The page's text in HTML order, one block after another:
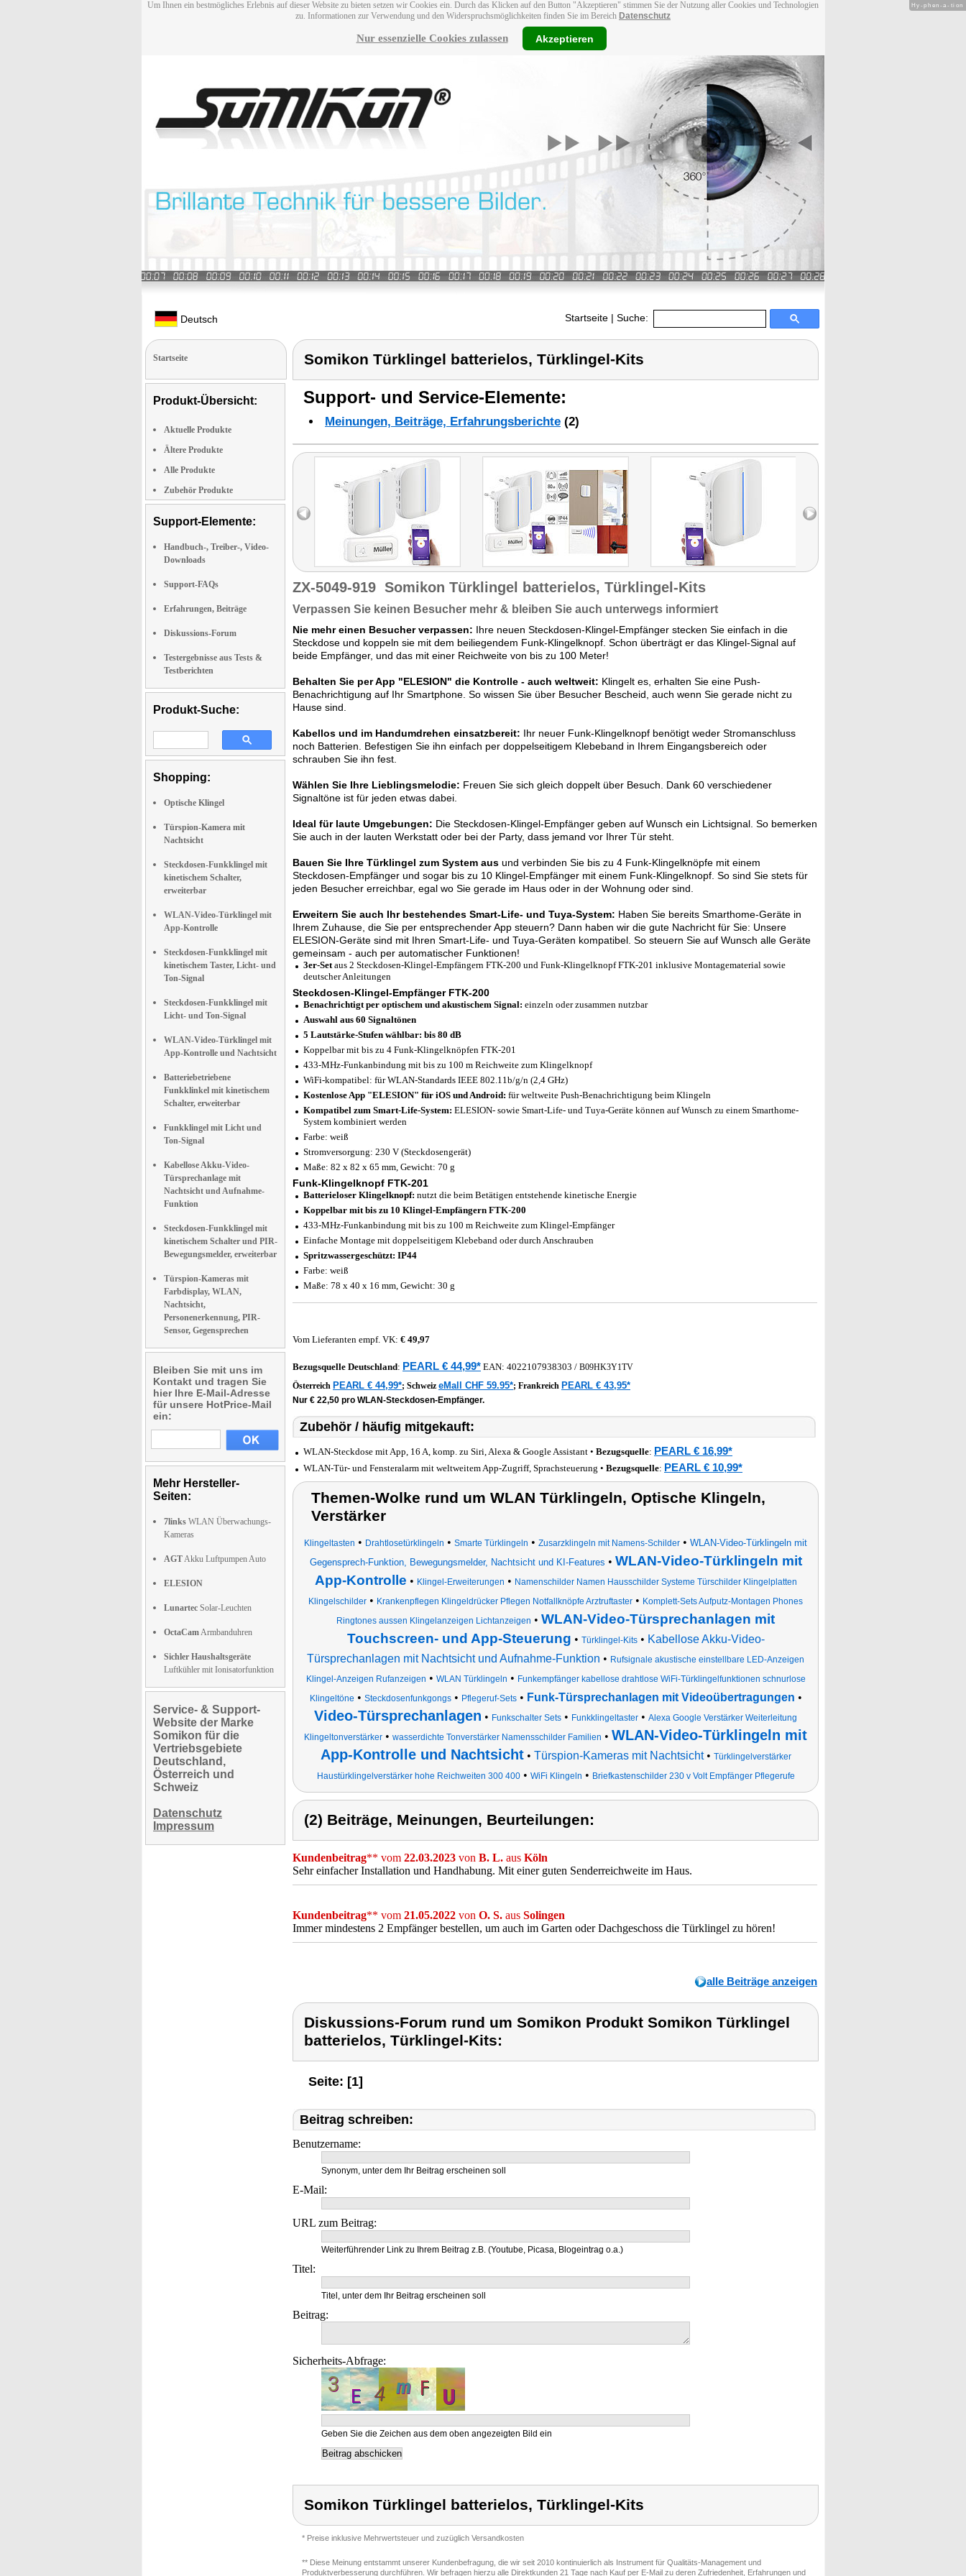
Um Ihnen ein bestmögliches Erlebnis auf dieser Website zu bieten setzen wir Cookies ein. Durch das Klicken auf den Button "Akzeptieren" stimmen Sie der Nutzung aller Cookies und Technologien
zu. Informationen zur Verwendung und den Widerspruchsmöglichkeiten finden Sie im Bereich Datenschutz
Nur essenzielle Cookies zulassen Akzeptieren
Deutsch Startseite | Suche:
Startseite
Produkt-Übersicht:
Aktuelle Produkte
Ältere Produkte
Alle Produkte
Zubehör Produkte
Support-Elemente:
Handbuch-, Treiber-, Video-
Downloads
Support-FAQs
Erfahrungen, Beiträge
Diskussions-Forum
Testergebnisse aus Tests &
Testberichten
Produkt-Suche:
Shopping:
Optische Klingel
Türspion-Kamera mit
Nachtsicht
Steckdosen-Funkklingel mit
kinetischem Schalter,
erweiterbar
WLAN-Video-Türklingel mit
App-Kontrolle
Steckdosen-Funkklingel mit
kinetischem Taster, Licht- und
Ton-Signal
Steckdosen-Funkklingel mit
Licht- und Ton-Signal
WLAN-Video-Türklingel mit
App-Kontrolle und Nachtsicht
Batteriebetriebene
Funkklinkel mit kinetischem
Schalter, erweiterbar
Funkklingel mit Licht und
Ton-Signal
Kabellose Akku-Video-
Türsprechanlage mit
Nachtsicht und Aufnahme-
Funktion
Steckdosen-Funkklingel mit
kinetischem Schalter und PIR-
Bewegungsmelder, erweiterbar
Türspion-Kameras mit
Farbdisplay, WLAN,
Nachtsicht,
Personenerkennung, PIR-
Sensor, Gegensprechen
Bleiben Sie mit uns im
Kontakt und tragen Sie
hier Ihre E-Mail-Adresse
für unsere HotPrice-Mail
ein:
Mehr Hersteller-
Seiten:
7links WLAN Überwachungs-
Kameras
AGTAkku Luftpumpen Auto
ELESION
Lunartec Solar-Leuchten
OctaCamArmbanduhren
Sichler Haushaltsgeräte
Luftkühler mit Ionisatorfunktion
Service- & Support-
Website der Marke
Somikon für die
Vertriebsgebiete
Deutschland,
Österreich und
Schweiz
Datenschutz
Impressum
Somikon Türklingel batterielos, Türklingel-Kits
Support- und Service-Elemente:
Meinungen, Beiträge, Erfahrungsberichte (2)
ZX-5049-919 Somikon Türklingel batterielos, Türklingel-Kits
Verpassen Sie keinen Besucher mehr & bleiben Sie auch unterwegs informiert
Nie mehr einen Besucher verpassen: Ihre neuen Steckdosen-Klingel-Empfänger stecken Sie einfach in die
Steckdose und koppeln sie mit dem beiliegendem Funk-Klingelknopf. Schon überträgt er das Klingel-Signal auf
beide Empfänger, und das mit einer Reichweite von bis zu 100 Meter!
Behalten Sie per App "ELESION" die Kontrolle - auch weltweit: Klingelt es, erhalten Sie eine Push-
Benachrichtigung auf Ihr Smartphone. So wissen Sie über Besucher Bescheid, auch wenn Sie gerade nicht zu
Hause sind.
Kabellos und im Handumdrehen einsatzbereit: Ihr neuer Funk-Klingelknopf benötigt weder Stromanschluss
noch Batterien. Befestigen Sie ihn einfach per doppelseitigem Klebeband in Ihrem Eingangsbereich oder
schrauben Sie ihn fest.
Wählen Sie Ihre Lieblingsmelodie: Freuen Sie sich gleich doppelt über Besuch. Dank 60 verschiedener
Signaltöne ist für jeden etwas dabei.
Ideal für laute Umgebungen: Die Steckdosen-Klingel-Empfänger geben auf Wunsch ein Lichtsignal. So bemerken
Sie auch in der lauten Werkstatt oder bei der Party, dass jemand vor Ihrer Tür steht.
Bauen Sie Ihre Türklingel zum System aus und verbinden Sie bis zu 4 Funk-Klingelknöpfe mit einem
Steckdosen-Empfänger und sogar bis zu 10 Klingel-Empfänger mit einem Funk-Klingelknopf. So sind Sie stets für
jeden Besucher erreichbar, egal wo Sie gerade im Haus oder in der Wohnung oder sind.
Erweitern Sie auch Ihr bestehendes Smart-Life- und Tuya-System: Haben Sie bereits Smarthome-Geräte in
Ihrem Zuhause, die Sie per entsprechender App steuern? Dann haben wir die gute Nachricht für Sie: Unsere
ELESION-Geräte sind mit Ihren Smart-Life- und Tuya-Geräten kompatibel. So steuern Sie auf Wunsch alle Geräte
gemeinsam - auch per automatischer Funktionen!
3er-Setaus 2 Steckdosen-Klingel-Empfängern FTK-200 und Funk-Klingelknopf FTK-201 inklusive Montagematerial sowie
deutscher Anleitungen
Steckdosen-Klingel-Empfänger FTK-200
Benachrichtigt per optischem und akustischem Signal: einzeln oder zusammen nutzbar
Auswahl aus 60 Signaltönen
5 Lautstärke-Stufen wählbar: bis 80 dB
Koppelbar mit bis zu 4 Funk-Klingelknöpfen FTK-201
433-MHz-Funkanbindung mit bis zu 100 m Reichweite zum Klingelknopf
WiFi-kompatibel: für WLAN-Standards IEEE 802.11b/g/n (2,4 GHz)
Kostenlose App "ELESION" für iOS und Android: für weltweite Push-Benachrichtigung beim Klingeln
Kompatibel zum Smart-Life-System: ELESION- sowie Smart-Life- und Tuya-Geräte können auf Wunsch zu einem Smarthome-
System kombiniert werden
Farbe: weiß
Stromversorgung: 230 V (Steckdosengerät)
Maße: 82 x 82 x 65 mm, Gewicht: 70 g
Funk-Klingelknopf FTK-201
Batterieloser Klingelknopf: nutzt die beim Betätigen entstehende kinetische Energie
Koppelbar mit bis zu 10 Klingel-Empfängern FTK-200
433-MHz-Funkanbindung mit bis zu 100 m Reichweite zum Klingel-Empfänger
Einfache Montage mit doppelseitigem Klebeband oder durch Anschrauben
Spritzwassergeschützt: IP44
Farbe: weiß
Maße: 78 x 40 x 16 mm, Gewicht: 30 g
Vom Lieferanten empf. VK: € 49,97
Bezugsquelle Deutschland: PEARL € 44,99* EAN: 4022107938303 / B09HK3Y1TV
Österreich PEARL € 44,99*; Schweiz eMall CHF 59.95*; Frankreich PEARL € 43,95*
Nur € 22,50 pro WLAN-Steckdosen-Empfänger.
Zubehör / häufig mitgekauft:
WLAN-Steckdose mit App, 16 A, komp. zu Siri, Alexa & Google Assistant • Bezugsquelle: PEARL € 16,99*
WLAN-Tür- und Fensteralarm mit weltweitem App-Zugriff, Sprachsteuerung • Bezugsquelle: PEARL € 10,99*
Themen-Wolke rund um WLAN Türklingeln, Optische Klingeln,
Verstärker
Klingeltasten • Drahtlosetürklingeln • Smarte Türklingeln • Zusarzklingeln mit Namens-Schilder • WLAN-Video-Türklingeln mit
Gegensprech-Funktion, Bewegungsmelder, Nachtsicht und KI-Features • WLAN-Video-Türklingeln mit
App-Kontrolle • Klingel-Erweiterungen • Namenschilder Namen Hausschilder Systeme Türschilder Klingelplatten
Klingelschilder • Krankenpflegen Klingeldrücker Pflegen Notfallknöpfe Arztruftaster • Komplett-Sets Aufputz-Montagen Phones
Ringtones aussen Klingelanzeigen Lichtanzeigen • WLAN-Video-Türsprechanlagen mit
Touchscreen- und App-Steuerung • Türklingel-Kits• Kabellose Akku-Video-
Türsprechanlagen mit Nachtsicht und Aufnahme-Funktion • Rufsignale akustische einstellbare LED-Anzeigen
Klingel-Anzeigen Rufanzeigen • WLAN Türklingeln • Funkempfänger kabellose drahtlose WiFi-Türklingelfunktionen schnurlose
Klingeltöne • Steckdosenfunkgongs• Pflegeruf-Sets• Funk-Türsprechanlagen mit Videoübertragungen •
Video-Türsprechanlagen • Funkschalter Sets • Funkklingeltaster • Alexa Google Verstärker Weiterleitung
Klingeltonverstärker • wasserdichte Tonverstärker Namensschilder Familien • WLAN-Video-Türklingeln mit
App-Kontrolle und Nachtsicht• Türspion-Kameras mit Nachtsicht• Türklingelverstärker
Haustürklingelverstärker hohe Reichweiten 300 400• WiFi Klingeln • Briefkastenschilder 230 v Volt Empfänger Pflegerufe
(2) Beiträge, Meinungen, Beurteilungen:
Kundenbeitrag** vom 22.03.2023 von B. L. aus Köln
Sehr einfacher Installation und Handhabung. Mit einer guten Senderreichweite im Haus.
Kundenbeitrag** vom 21.05.2022 von O. S. aus Solingen
Immer mindestens 2 Empfänger bestellen, um auch im Garten oder Dachgeschoss die Türklingel zu hören!
alle Beiträge anzeigen
Diskussions-Forum rund um Somikon Produkt Somikon Türklingel
batterielos, Türklingel-Kits:
Seite: [1]
Beitrag schreiben:
Benutzername:
Synonym, unter dem Ihr Beitrag erscheinen soll
E-Mail:
URL zum Beitrag:
Weiterführender Link zu Ihrem Beitrag z.B. (Youtube, Picasa, Blogeintrag o.a.)
Titel:
Titel, unter dem Ihr Beitrag erscheinen soll
Beitrag:
Sicherheits-Abfrage:
Geben Sie die Zeichen aus dem oben angezeigten Bild ein
Somikon Türklingel batterielos, Türklingel-Kits
* Preise inklusive Mehrwertsteuer und zuzüglich Versandkosten
** Diese Meinung entstammt unserer Kundenbefragung, die wir seit 2010 kontinuierlich als Instrument für Qualitäts-Management und
Produktverbesserung durchführen. Wir befragen hierzu alle Direktkunden 21 Tage nach Kauf per E-Mail zu deren Zufriedenheit, Erfahrungen und
Hy-phen-a-tion